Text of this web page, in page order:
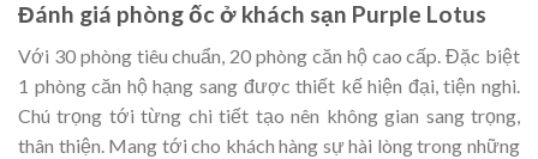
Đánh giá phòng ốc ở khách sạn Purple Lotus
Với 30 phòng tiêu chuẩn, 20 phòng căn hộ cao cấp. Đặc biệt
1 phòng căn hộ hạng sang được thiết kế hiện đại, tiện nghi.
Chú trọng tới từng chi tiết tạo nên không gian sang trọng,
thân thiện. Mang tới cho khách hàng sự hài lòng trong những